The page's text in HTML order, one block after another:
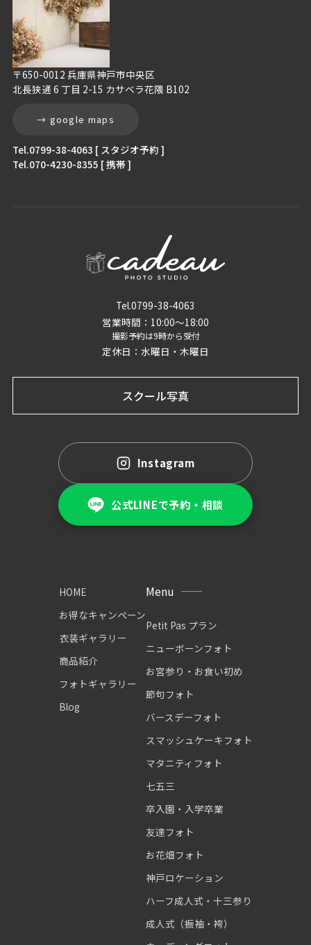
〒650-0012 兵庫県神戸市中央区
北長狭通 6 丁目 2-15 カサベラ花隈 B102
→ google maps
Tel.0799-38-4063 [ スタジオ予約 ]
Tel.070-4230-8355 [ 携帯 ]
Tel.0799-38-4063
営業時間：10:00〜18:00
撮影予約は9時から受付
定休日：水曜日・木曜日
スクール写真
Instagram
公式LINEで予約・相談
HOME
お得なキャンペーン
衣装ギャラリー
商品紹介
フォトギャラリー
Blog
Menu
Petit Pas プラン
ニューボーンフォト
お宮参り・お食い初め
節句フォト
バースデーフォト
スマッシュケーキフォト
マタニティフォト
七五三
卒入園・入学卒業
友達フォト
お花畑フォト
神戸ロケーション
ハーフ成人式・十三参り
成人式（振袖・袴）